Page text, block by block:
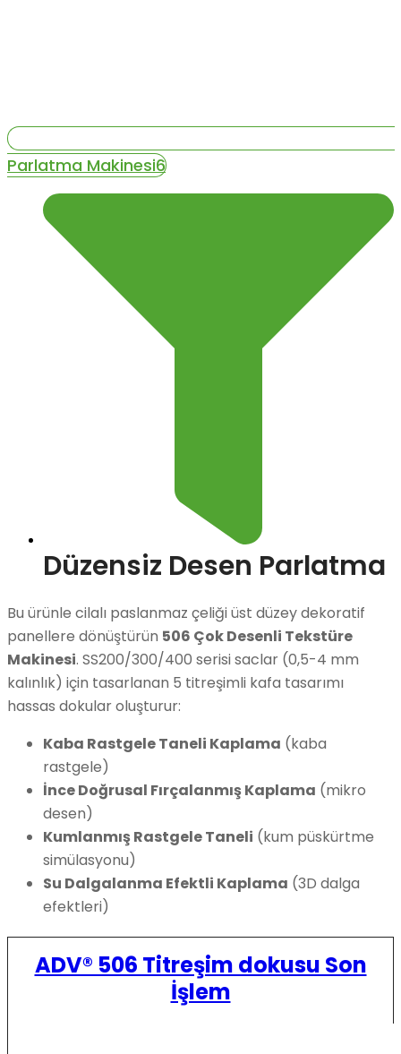
Parlatma Makinesi6
Düzensiz Desen Parlatma
Bu ürünle cilalı paslanmaz çeliği üst düzey dekoratif
panellere dönüştürün 506 Çok Desenli Tekstüre
Makinesi. SS200/300/400 serisi saclar (0,5-4 mm
kalınlık) için tasarlanan 5 titreşimli kafa tasarımı
hassas dokular oluşturur:
Kaba Rastgele Taneli Kaplama (kaba
rastgele)
İnce Doğrusal Fırçalanmış Kaplama (mikro
desen)
Kumlanmış Rastgele Taneli (kum püskürtme
simülasyonu)
Su Dalgalanma Efektli Kaplama (3D dalga
efektleri)
ADV® 506 Titreşim dokusu Son
İşlem